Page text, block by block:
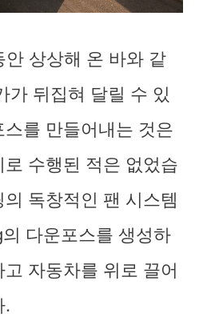
안 상상해 온 바와 같
가 뒤집혀 달릴 수 있
를 만들어내는 것은
수행된 적은 없었습
독창적인 팬 시스템
다운포스를 생성하
자동차를 위로 끌어
.